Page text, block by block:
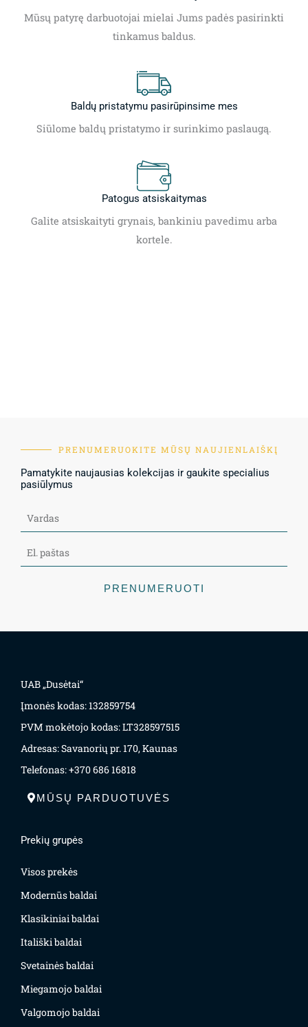
Mūsų patyrę darbuotojai mielai Jums padės pasirinkti
tinkamus baldus.
Baldų pristatymu pasirūpinsime mes
Siūlome baldų pristatymo ir surinkimo paslaugą.
Patogus atsiskaitymas
Galite atsiskaityti grynais, bankiniu pavedimu arba
kortele.
PRENUMERUOKITE MŪSŲ NAUJIENLAIŠKĮ
Pamatykite naujausias kolekcijas ir gaukite specialius
pasiūlymus
PRENUMERUOTI
UAB „Dusėtai“
Įmonės kodas: 132859754
PVM mokėtojo kodas: LT328597515
Adresas: Savanorių pr. 170, Kaunas
Telefonas: +370 686 16818
MŪSŲ PARDUOTUVĖS
Prekių grupės
Visos prekės
Modernūs baldai
Klasikiniai baldai
Itališki baldai
Svetainės baldai
Miegamojo baldai
Valgomojo baldai